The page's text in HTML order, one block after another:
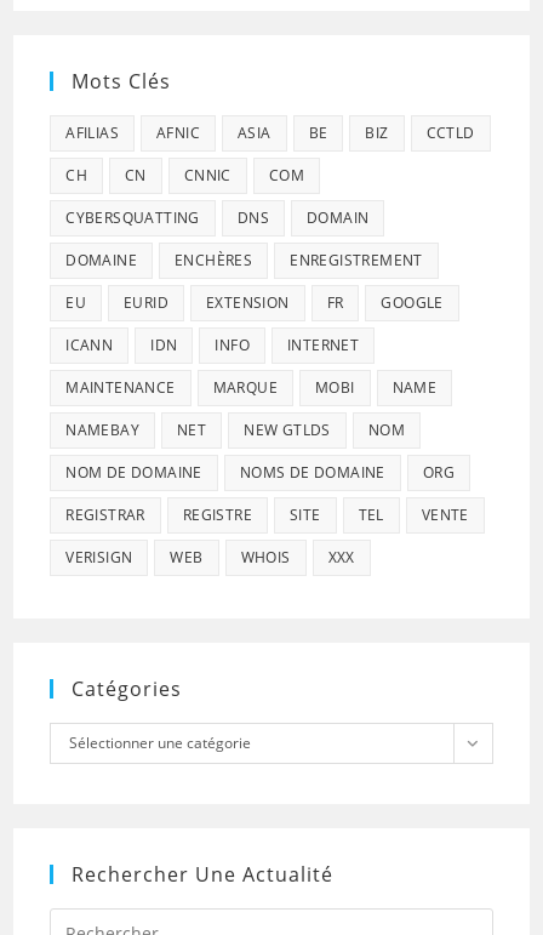
Mots Clés
AFILIAS AFNIC ASIA BE BIZ CCTLD
CH CN CNNIC COM
CYBERSQUATTING DNS DOMAIN
DOMAINE ENCHÈRES ENREGISTREMENT
EU EURID EXTENSION FR GOOGLE
ICANN IDN INFO INTERNET
MAINTENANCE MARQUE MOBI NAME
NAMEBAY NET NEW GTLDS NOM
NOM DE DOMAINE NOMS DE DOMAINE ORG
REGISTRAR REGISTRE SITE TEL VENTE
VERISIGN WEB WHOIS XXX
Catégories
Catégories
Sélectionner une catégorie
Rechercher Une Actualité
Press